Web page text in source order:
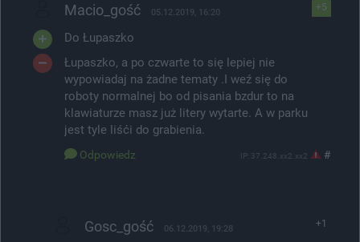
+5
Macio_gość 05.12.2019, 16:20
Do Łupaszko
Łupaszko, a po czwarte to się lepiej nie
wypowiadaj na żadne tematy .I weź się do
roboty normalnej bo od pisania bzdur to na
klawiaturze masz już litery wytarte. A w parku
jest tyle liśći do grabienia.
Odpowiedz IP: 37.248.xx2.xx2 #
+1
Gosc_gość 06.12.2019, 19:28